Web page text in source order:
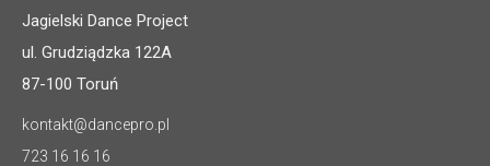
Jagielski Dance Project
ul. Grudziądzka 122A
87-100 Toruń
kontakt@dancepro.pl
723 16 16 16